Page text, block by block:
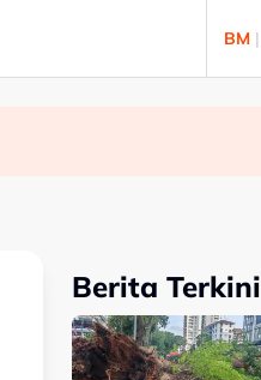
BM |
Berita Terkini